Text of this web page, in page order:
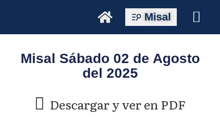
Misal
Misal Sábado 02 de Agosto
del 2025
Descargar y ver en PDF